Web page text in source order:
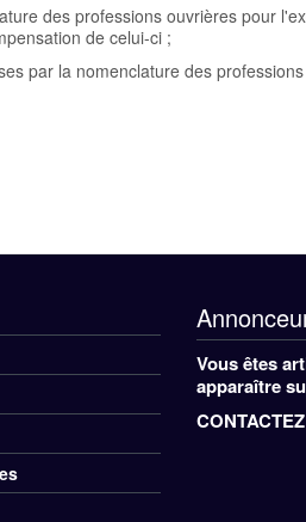
des professions ouvrières pour
de celui-ci ;
par la nomenclature des
Vous êtes
apparaître